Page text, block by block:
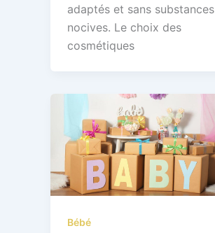
adaptés et sans substances
nocives. Le choix des
cosmétiques
Bébé